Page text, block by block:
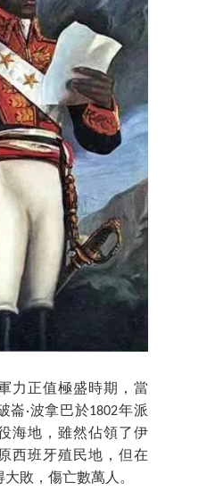
力正值極盛時期，當
崙·波拿巴於1802年派
海地，雖然佔領了伊
西班牙殖民地，但在
敗，傷亡數萬人。